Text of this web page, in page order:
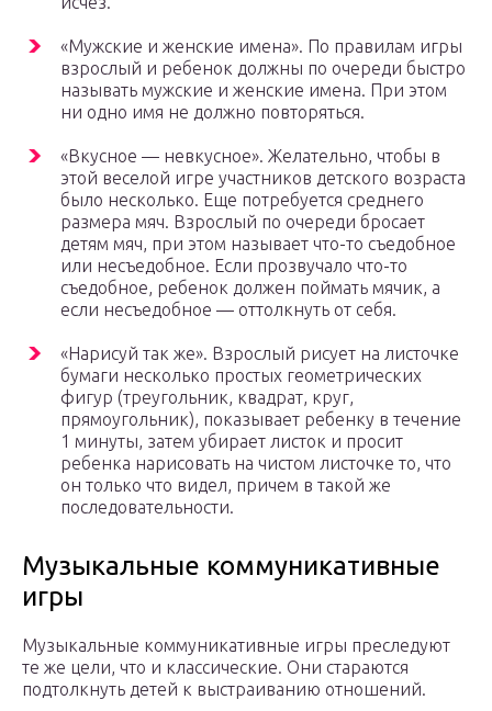
«Мужские и женские имена». По правилам игры
взрослый и ребенок должны по очереди быстро
называть мужские и женские имена. При этом
ни одно имя не должно повторяться.
«Вкусное — невкусное». Желательно, чтобы в
этой веселой игре участников детского возраста
было несколько. Еще потребуется среднего
размера мяч. Взрослый по очереди бросает
детям мяч, при этом называет что-то съедобное
или несъедобное. Если прозвучало что-то
съедобное, ребенок должен поймать мячик, а
если несъедобное — оттолкнуть от себя.
«Нарисуй так же». Взрослый рисует на листочке
бумаги несколько простых геометрических
фигур (треугольник, квадрат, круг,
прямоугольник), показывает ребенку в течение
1 минуты, затем убирает листок и просит
ребенка нарисовать на чистом листочке то, что
он только что видел, причем в такой же
последовательности.
Музыкальные коммуникативные
игры
Музыкальные коммуникативные игры преследуют
те же цели, что и классические. Они стараются
подтолкнуть детей к выстраиванию отношений.